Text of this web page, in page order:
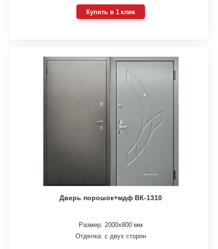
Купить в 1 клик
Дверь порошок+мдф ВК-1310
Размер: 2000х800 мм
Отделка: с двух сторон